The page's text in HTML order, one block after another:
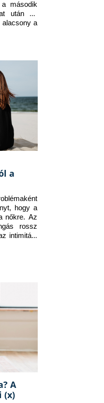
második
után az
alacsony a
a
hogy a
nőkre. Az
rossz
intimitást
A
(x)